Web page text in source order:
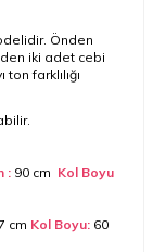
Önden
iki adet cebi
farklılığı
: 90 cm Kol Boyu
cm Kol Boyu: 60